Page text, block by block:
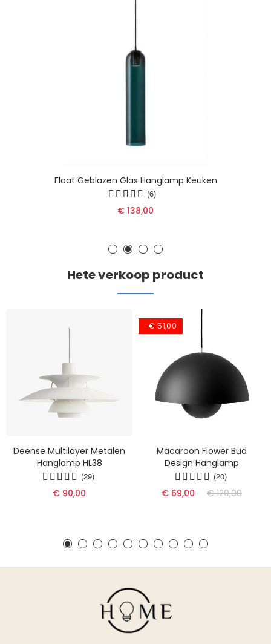
Float Geblazen Glas Hanglamp Keuken
(6)
€ 138,00
Hete verkoop product
Deense Multilayer Metalen
Hanglamp HL38
(29)
€ 90,00
-€ 51,00
Macaroon Flower Bud
Design Hanglamp
(20)
€ 69,00 € 120,00